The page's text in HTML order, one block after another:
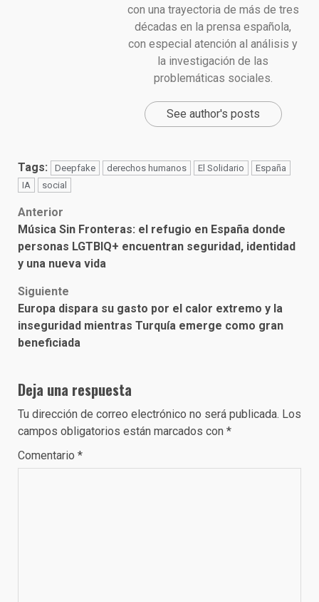
con una trayectoria de más de tres
décadas en la prensa española,
con especial atención al análisis y
la investigación de las
problemáticas sociales.
See author's posts
Tags: Deepfake derechos humanos El Solidario
España
IA
social
Post
navigation
Anterior
Música Sin Fronteras: el refugio en España donde
personas LGTBIQ+ encuentran seguridad, identidad
y una nueva vida
Siguiente
Europa dispara su gasto por el calor extremo y la
inseguridad mientras Turquía emerge como gran
beneficiada
Deja una respuesta
Tu dirección de correo electrónico no será publicada. Los
campos obligatorios están marcados con *
Comentario *